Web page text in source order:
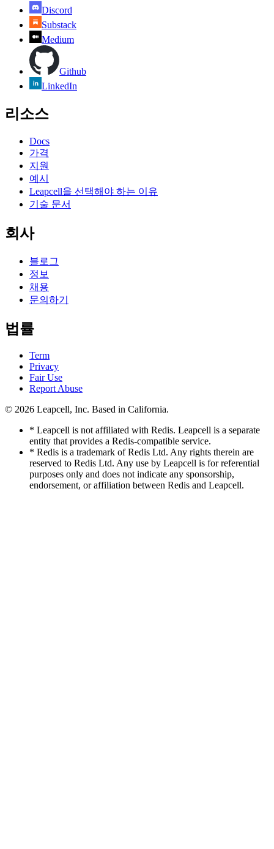
Discord
Substack
Medium
Github
LinkedIn
리소스
Docs
가격
지원
예시
Leapcell을 선택해야 하는 이유
기술 문서
회사
블로그
정보
채용
문의하기
법률
Term
Privacy
Fair Use
Report Abuse
© 2026 Leapcell, Inc. Based in California.
* Leapcell is not affiliated with Redis. Leapcell is a separate
entity that provides a Redis-compatible service.
* Redis is a trademark of Redis Ltd. Any rights therein are
reserved to Redis Ltd. Any use by Leapcell is for referential
purposes only and does not indicate any sponsorship,
endorsement, or affiliation between Redis and Leapcell.